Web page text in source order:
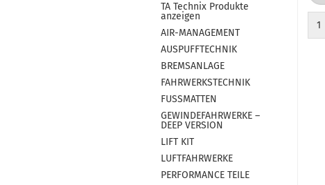
TA Technix Produkte
anzeigen
AIR-MANAGEMENT
AUSPUFFTECHNIK
BREMSANLAGE
FAHRWERKSTECHNIK
FUSSMATTEN
GEWINDEFAHRWERKE –
DEEP VERSION
LIFT KIT
LUFTFAHRWERKE
PERFORMANCE TEILE
1